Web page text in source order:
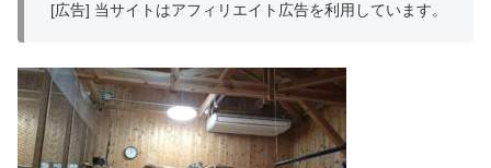
[広告] 当サイトはアフィリエイト広告を利用しています。